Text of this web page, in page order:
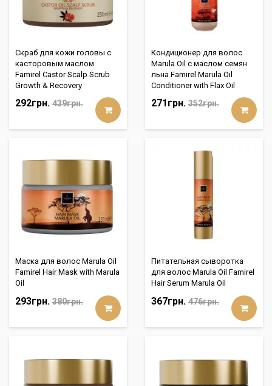
Скраб для кожи головы с
касторовым маслом
Famirel Castor Scalp Scrub
Growth & Recovery
292грн. 439грн.
Кондиционер для волос
Marula Oil с маслом семян
льна Famirel Marula Oil
Conditioner with Flax Oil
271грн. 352грн.
Маска для волос Marula Oil
Famirel Hair Mask with Marula
Oil
293грн. 380грн.
Питательная сыворотка
для волос Marula Oil Famirel
Hair Serum Marula Oil
367грн. 476грн.